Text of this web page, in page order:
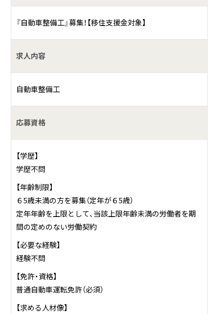
見伏姫牛®」の育成まで、地域社会貢献の高い事業を展開して
います。
『自動車整備工』募集！【移住支援金対象】
求人内容
自動車整備工
応募資格
【学歴】
学歴不問
【年齢制限】
６5歳未満の方を募集（定年が６5歳）
定年年齢を上限として、当該上限年齢未満の労働者を期
間の定めのない労働契約
【必要な経験】
経験不問
【免許・資格】
普通自動車運転免許（必須）
【求める人材像】